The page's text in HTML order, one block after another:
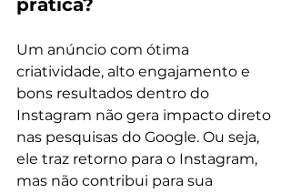
prática?
Um anúncio com ótima
criatividade, alto engajamento e
bons resultados dentro do
Instagram não gera impacto direto
nas pesquisas do Google. Ou seja,
ele traz retorno para o Instagram,
mas não contribui para sua